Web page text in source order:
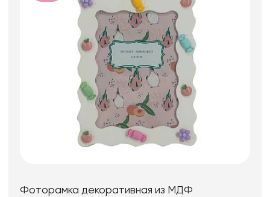
Фоторамка декоративная из МДФ